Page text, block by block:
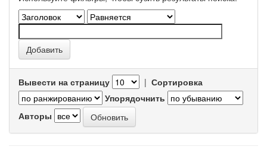
Вывести на страницу | Сортировка
Упорядочнить
Авторы